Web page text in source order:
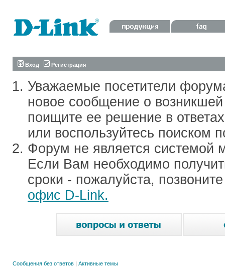
Вход Регистрация
Уважаемые посетители
новое сообщение о
поищите ее решение в
или воспользуйтесь поиском
Форум не является системой
Если Вам необходимо
сроки - пожалуйста,
офис D-Link.
Сообщения без ответов | Активные темы